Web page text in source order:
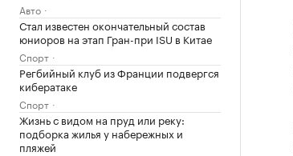
Авто
Стал известен окончательный состав
юниоров на этап Гран-при ISU в Китае
Спорт
Регбийный клуб из Франции подвергся
кибератаке
Спорт
Жизнь с видом на пруд или реку:
подборка жилья у набережных и
пляжей